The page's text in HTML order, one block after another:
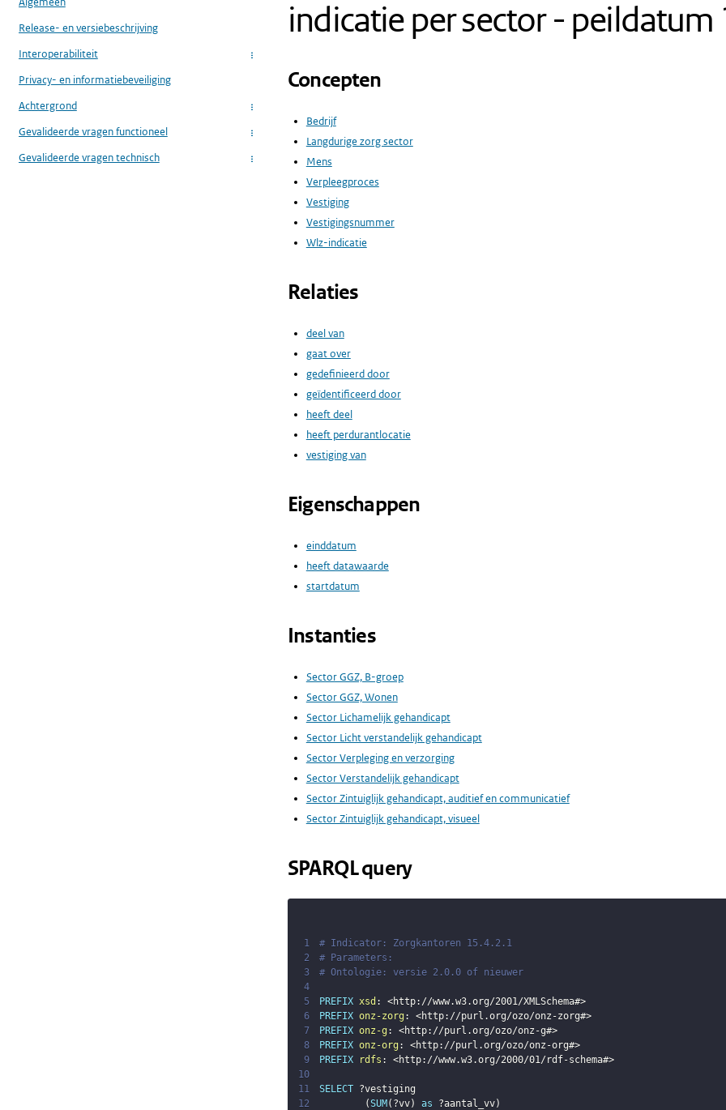
Release- en versiebeschrijving
Interoperabiliteit
...
Privacy- en informatiebeveiliging
Achtergrond
...
Gevalideerde vragen functioneel ...
Gevalideerde vragen technisch ...
indicatie per sector -
Concepten
Bedrijf
Langdurige zorg sector
Mens
Verpleegproces
Vestiging
Vestigingsnummer
Wlz-indicatie
Relaties
deel van
gaat over
gedefinieerd door
geïdentificeerd door
heeft deel
heeft perdurantlocatie
vestiging van
Eigenschappen
einddatum
heeft datawaarde
startdatum
Instanties
Sector GGZ, B-groep
Sector GGZ, Wonen
Sector Lichamelijk gehandicapt
Sector Licht verstandelijk gehandicapt
Sector Verpleging en verzorging
Sector Verstandelijk gehandicapt
Sector Zintuiglijk gehandicapt, auditief en communicatief
Sector Zintuiglijk gehandicapt, visueel
SPARQL query
1
# Indicator: Zorgkantoren 15.4.2.1
2
# Parameters:
3
# Ontologie: versie 2.0.0 of nieuwer
4
5
PREFIX xsd : <http://www.w3.org/2001/XMLSchema#>
6
PREFIX onz-zorg : <http://purl.org/ozo/onz-zorg#>
7
PREFIX onz-g : <http://purl.org/ozo/onz-g#>
8
PREFIX onz-org : <http://purl.org/ozo/onz-org#>
9
PREFIX rdfs : <http://www.w3.org/2000/01/rdf-schema#>
10
11
SELECT ?vestiging
12
(SUM ( ?vv) as ?aantal_vv)